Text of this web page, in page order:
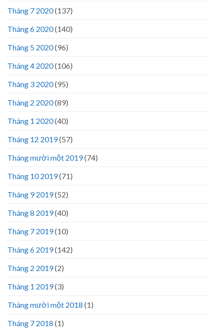
Tháng 7 2020(137)
Tháng 6 2020(140)
Tháng 5 2020(96)
Tháng 4 2020(106)
Tháng 3 2020(95)
Tháng 2 2020(89)
Tháng 1 2020(40)
Tháng 12 2019(57)
Tháng mười một 2019(74)
Tháng 10 2019(71)
Tháng 9 2019(52)
Tháng 8 2019(40)
Tháng 7 2019(10)
Tháng 6 2019(142)
Tháng 2 2019(2)
Tháng 1 2019(3)
Tháng mười một 2018 (1)
Tháng 7 2018 (1)